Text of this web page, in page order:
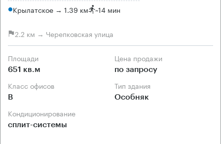
Крылатское → 1.39 км ~14 мин
2.2 км → Черепковская улица
Площади
651 кв.м
Цена продажи
по запросу
Класс офисов
B
Тип здания
Особняк
Кондиционирование
сплит-системы